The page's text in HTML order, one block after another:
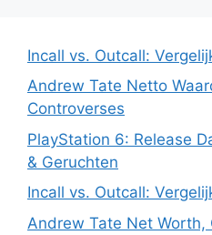
Incall vs. Outcall:
Andrew Tate Netto
Controverses
PlayStation 6: Release
& Geruchten
Incall vs. Outcall:
Andrew Tate Net Worth,